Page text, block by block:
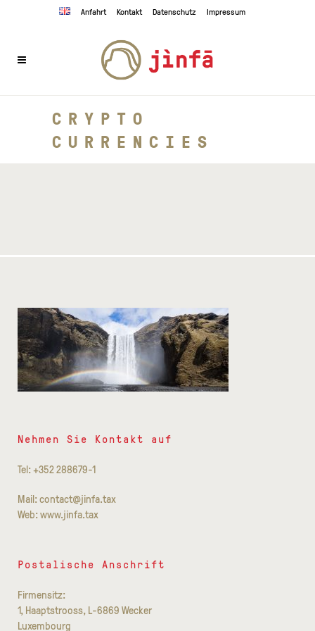
Anfahrt Kontakt Datenschutz Impressum
CRYPTO
CURRENCIES
Nehmen Sie Kontakt auf
Tel: +352 288679-1
Mail: contact@jinfa.tax
Web: www.jinfa.tax
Postalische Anschrift
Firmensitz:
1, Haaptstrooss, L-6869 Wecker
Luxembourg